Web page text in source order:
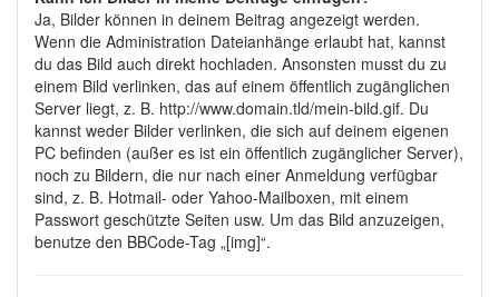
Ja, Bilder können in deinem Beitrag angezeigt werden.
Wenn die Administration Dateianhänge erlaubt hat, kannst
du das Bild auch direkt hochladen. Ansonsten musst du zu
einem Bild verlinken, das auf einem öffentlich zugänglichen
Server liegt, z. B. http://www.domain.tld/mein-bild.gif. Du
kannst weder Bilder verlinken, die sich auf deinem eigenen
PC befinden (außer es ist ein öffentlich zugänglicher Server),
noch zu Bildern, die nur nach einer Anmeldung verfügbar
sind, z. B. Hotmail- oder Yahoo-Mailboxen, mit einem
Passwort geschützte Seiten usw. Um das Bild anzuzeigen,
benutze den BBCode-Tag „[img]“.